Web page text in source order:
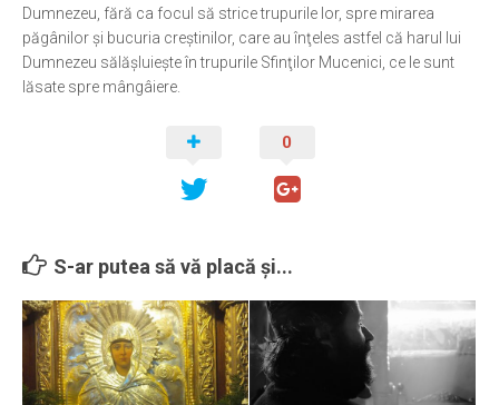
Dumnezeu, fără ca focul să strice trupurile lor, spre mirarea
păgânilor şi bucuria creştinilor, care au înţeles astfel că harul lui
Dumnezeu sălăşluieşte în trupurile Sfinţilor Mucenici, ce le sunt
lăsate spre mângâiere.
0
S-ar putea să vă placă și...